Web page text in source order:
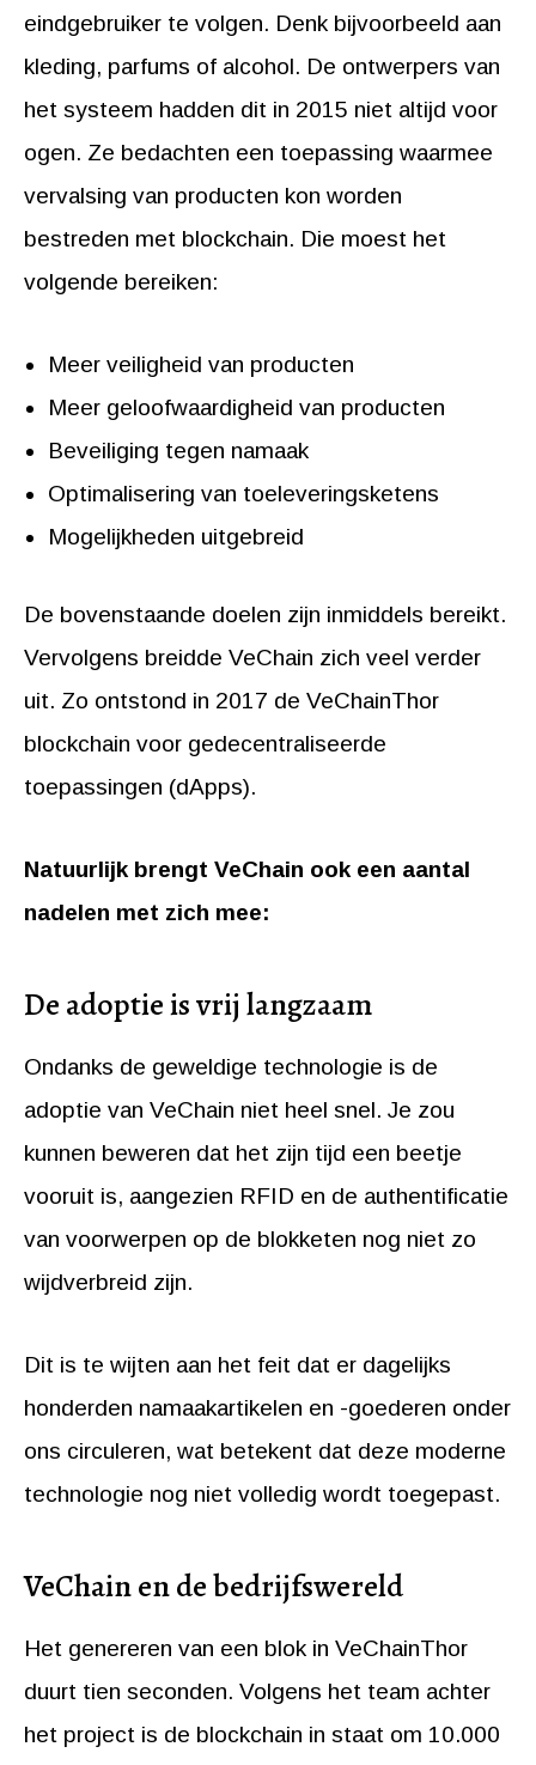
eindgebruiker te volgen. Denk bijvoorbeeld aan
kleding, parfums of alcohol. De ontwerpers van
het systeem hadden dit in 2015 niet altijd voor
ogen. Ze bedachten een toepassing waarmee
vervalsing van producten kon worden
bestreden met blockchain. Die moest het
volgende bereiken:
Meer veiligheid van producten
Meer geloofwaardigheid van producten
Beveiliging tegen namaak
Optimalisering van toeleveringsketens
Mogelijkheden uitgebreid
De bovenstaande doelen zijn inmiddels bereikt.
Vervolgens breidde VeChain zich veel verder
uit. Zo ontstond in 2017 de VeChainThor
blockchain voor gedecentraliseerde
toepassingen (dApps).
Natuurlijk brengt VeChain ook een aantal
nadelen met zich mee:
De adoptie is vrij langzaam
Ondanks de geweldige technologie is de
adoptie van VeChain niet heel snel. Je zou
kunnen beweren dat het zijn tijd een beetje
vooruit is, aangezien RFID en de authentificatie
van voorwerpen op de blokketen nog niet zo
wijdverbreid zijn.
Dit is te wijten aan het feit dat er dagelijks
honderden namaakartikelen en -goederen onder
ons circuleren, wat betekent dat deze moderne
technologie nog niet volledig wordt toegepast.
VeChain en de bedrijfswereld
Het genereren van een blok in VeChainThor
duurt tien seconden. Volgens het team achter
het project is de blockchain in staat om 10.000